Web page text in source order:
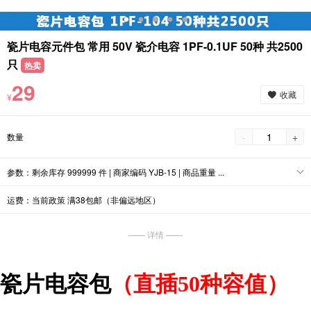
瓷片电容元件包 常用 50V 瓷介电容 1PF-0.1UF 50种 共2500
只 热卖
¥29 收藏
数量 - +
参数：剩余库存 999999 件 | 商家编码 YJB-15 | 商品重量 ...
运费：当前政策 满38包邮（非偏远地区）
—— 详情 ——
瓷片电容包（直插50种容值）